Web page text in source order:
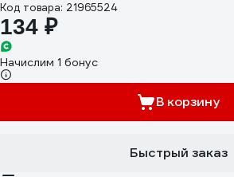
Код товара: 21965524
134 ₽
Начислим 1 бонус
В корзину
Быстрый заказ